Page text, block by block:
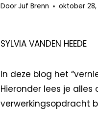
DoorJuf Brenn oktober
SYLVIA VANDEN HEEDE
In deze blog het
Hieronder lees je
verwerkingsopdracht